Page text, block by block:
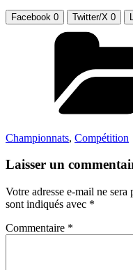
Facebook 0 Twitter/X 0
Championnats, Compétition
Laisser un
Votre adresse e-mail ne sera
sont indiqués avec *
Commentaire *